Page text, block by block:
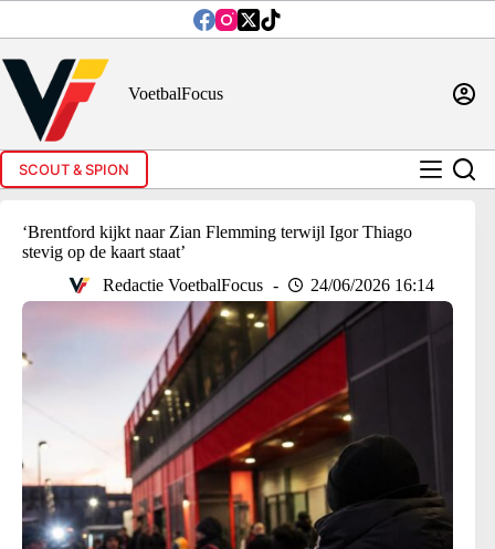
inhoud
VoetbalFocus
SCOUT & SPION
‘Brentford kijkt naar Zian Flemming terwijl Igor Thiago
stevig op de kaart staat’
Redactie VoetbalFocus
24/06/2026 16:14